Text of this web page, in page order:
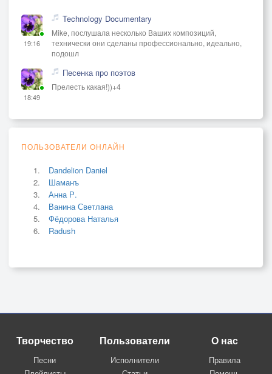
19:16
Technology Documentary
Mike, послушала несколько Ваших композиций,
технически они сделаны профессионально, идеально,
подошл
18:49
Песенка про поэтов
Прелесть какая!))+4
ПОЛЬЗОВАТЕЛИ ОНЛАЙН
Dandelion Daniel
Шаманъ
Анна Р.
Ванина Светлана
Фёдорова Наталья
Radush
Творчество
Песни
Пользователи
Исполнители
О нас
Правила